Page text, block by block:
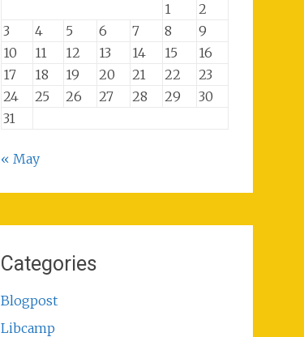
1
2
3
4 5 6 7 8
9
10
11 12 13 14 15
16
17
18 19 20 21 22
23
24
25 26 27 28 29
30
31
« May
Categories
Blogpost
Libcamp